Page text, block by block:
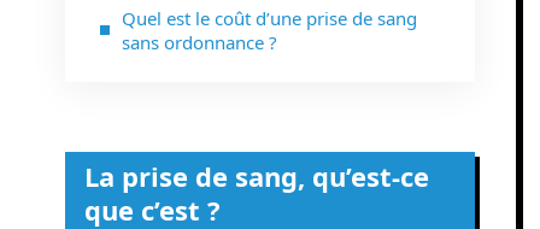
Quel est le coût d’une prise de sang
sans ordonnance ?
La prise de sang, qu’est-ce
que c’est ?